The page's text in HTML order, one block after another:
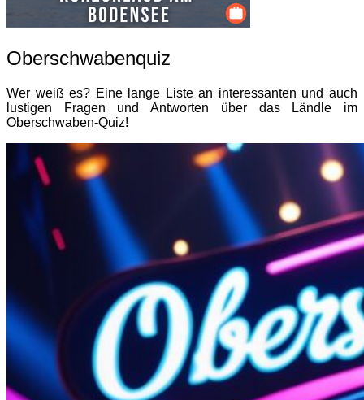
Oberschwabenquiz
Wer weiß es? Eine lange Liste an interessanten und auch
lustigen Fragen und Antworten über das Ländle im
Oberschwaben-Quiz!